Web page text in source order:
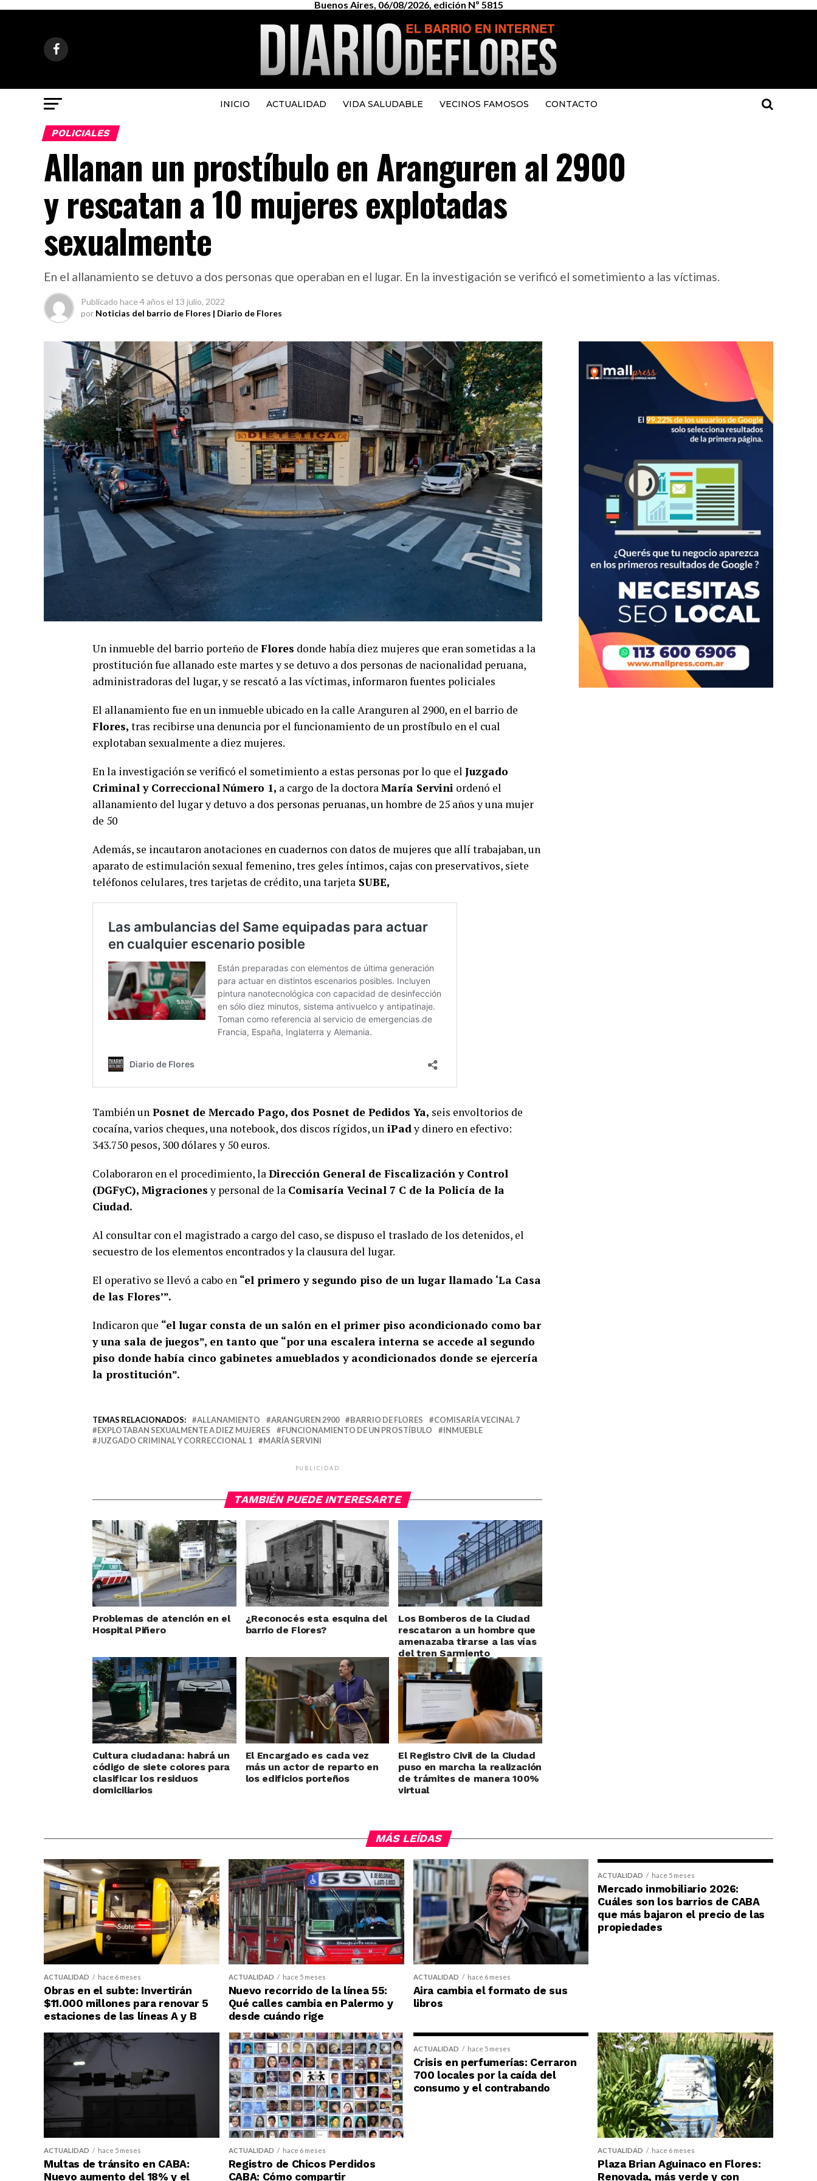
Buenos Aires, 06/08/2026, edición Nº 5815
INICIO ACTUALIDAD VIDA SALUDABLE VECINOS FAMOSOS CONTACTO
POLICIALES
Allanan un prostíbulo en Aranguren al 2900
y rescatan a 10 mujeres explotadas
sexualmente
En el allanamiento se detuvo a dos personas que operaban en el lugar. En la investigación se verificó el sometimiento a las víctimas.
Publicado hace 4 años el 13 julio, 2022
por Noticias del barrio de Flores | Diario de Flores
Un inmueble del barrio porteño de Flores donde había diez mujeres que eran sometidas a la
prostitución fue allanado este martes y se detuvo a dos personas de nacionalidad peruana,
administradoras del lugar, y se rescató a las víctimas, informaron fuentes policiales
El allanamiento fue en un inmueble ubicado en la calle Aranguren al 2900, en el barrio de
Flores, tras recibirse una denuncia por el funcionamiento de un prostíbulo en el cual
explotaban sexualmente a diez mujeres.
En la investigación se verificó el sometimiento a estas personas por lo que el Juzgado
Criminal y CorreccionalNúmero 1, a cargo de la doctoraMaría Servini ordenó el
allanamiento del lugar y detuvo a dos personas peruanas, un hombre de 25 años y una mujer
de 50
Además, se incautaron anotaciones en cuadernos con datos de mujeres que allí trabajaban, un
aparato de estimulación sexual femenino, tres geles íntimos, cajas con preservativos, siete
teléfonos celulares, tres tarjetas de crédito, una tarjeta SUBE,
También un Posnet de Mercado Pago, dos Posnet de Pedidos Ya, seis envoltorios de
cocaína, varios cheques, una notebook, dos discos rígidos, un iPady dinero en efectivo:
343.750 pesos, 300 dólares y 50 euros.
Colaboraron en el procedimiento, laDirección General de Fiscalización y Control
(DGFyC), Migracionesy personal de la Comisaría Vecinal 7 C de la Policía de la
Ciudad.
Al consultar con el magistrado a cargo del caso, se dispuso el traslado de los detenidos, el
secuestro de los elementos encontrados y la clausura del lugar.
El operativo se llevó a cabo en “el primero y segundo piso de un lugar llamado ‘La Casa
de las Flores’”.
Indicaron que “el lugar consta de un salón en el primer piso acondicionado como bar
y una sala de juegos”, en tanto que “por una escalera interna se accede al segundo
piso donde había cinco gabinetes amueblados y acondicionados donde se ejercería
la prostitución”.
TEMAS RELACIONADOS: ALLANAMIENTO ARANGUREN 2900 BARRIO DE FLORES
COMISARÍA VECINAL 7
EXPLOTABAN SEXUALMENTE A DIEZ MUJERES
FUNCIONAMIENTO DE UN PROSTÍBULO
INMUEBLE
JUZGADO CRIMINAL Y CORRECCIONAL 1
MARÍA SERVINI
PUBLICIDAD
TAMBIÉN PUEDE INTERESARTE
Problemas de atención en el
Hospital Piñero
¿Reconocés esta esquina del
barrio de Flores?
Los Bomberos de la Ciudad
rescataron a un hombre que
amenazaba tirarse a las vías
del tren Sarmiento
Cultura ciudadana: habrá un
código de siete colores para
clasificar los residuos
domiciliarios
El Encargado es cada vez
más un actor de reparto en
los edificios porteños
El Registro Civil de la Ciudad
puso en marcha la realización
de trámites de manera 100%
virtual
MÁS LEÍDAS
ACTUALIDAD hace 6 meses
Obras en el subte: Invertirán
$11.000 millones para renovar 5
estaciones de las líneas A y B
ACTUALIDAD hace 5 meses
Nuevo recorrido de la línea 55:
Qué calles cambia en Palermo y
desde cuándo rige
ACTUALIDAD hace 6 meses
Aira cambia el formato de sus
libros
ACTUALIDAD hace 5 meses
Mercado inmobiliario 2026:
Cuáles son los barrios de CABA
que más bajaron el precio de las
propiedades
ACTUALIDAD hace 5 meses
Multas de tránsito en CABA:
Nuevo aumento del 18% y el
ACTUALIDAD hace 6 meses
Registro de Chicos Perdidos
CABA: Cómo compartir
ACTUALIDAD hace 5 meses
Crisis en perfumerías: Cerraron
700 locales por la caída del
consumo y el contrabando
ACTUALIDAD hace 6 meses
Plaza Brian Aguinaco en Flores:
Renovada, más verde y con